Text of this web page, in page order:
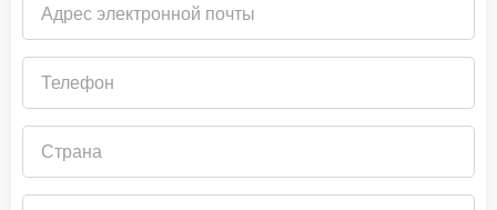
электронной
почты